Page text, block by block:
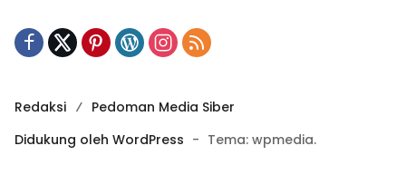
Redaksi
Pedoman Media Siber
Didukung oleh WordPress - Tema: wpmedia.